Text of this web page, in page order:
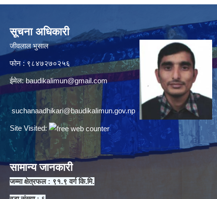
सूचना अधिकारी
जीवलाल भुसाल
फोन : ९८४७२७०२५६
ईमेल: baudikalimun@gmail.com
suchanaadhikari@baudikalimun.gov.np
Site Visited:
सामान्य जानकारी
जम्मा क्षेत्रफल : ९१.९ वर्ग कि.मि.